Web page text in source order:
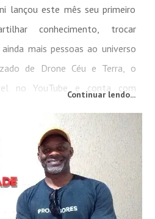
lançou este mês seu primeiro
conhecimento, trocar
mais pessoas ao universo
de Drone Céu e Terra, o
no YouTube e conta com
Conexão 92 desta quinta-feira
Continuar lendo...